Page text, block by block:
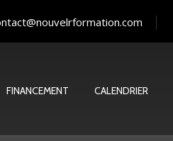
FINANCEMENT CALENDRIER